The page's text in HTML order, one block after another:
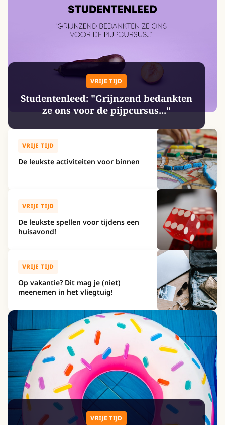
VRIJE TIJD
Studentenleed: "Grijnzend bedankten
ze ons voor de pijpcursus..."
VRIJE TIJD
De leukste activiteiten voor binnen
VRIJE TIJD
De leukste spellen voor tijdens een
huisavond!
VRIJE TIJD
Op vakantie? Dit mag je (niet)
meenemen in het vliegtuig!
VRIJE TIJD